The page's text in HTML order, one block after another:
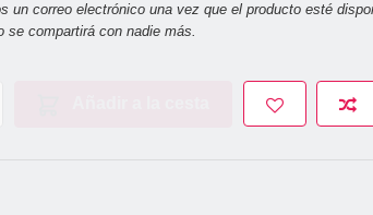
un correo electrónico una vez que el producto esté
se compartirá con nadie más.